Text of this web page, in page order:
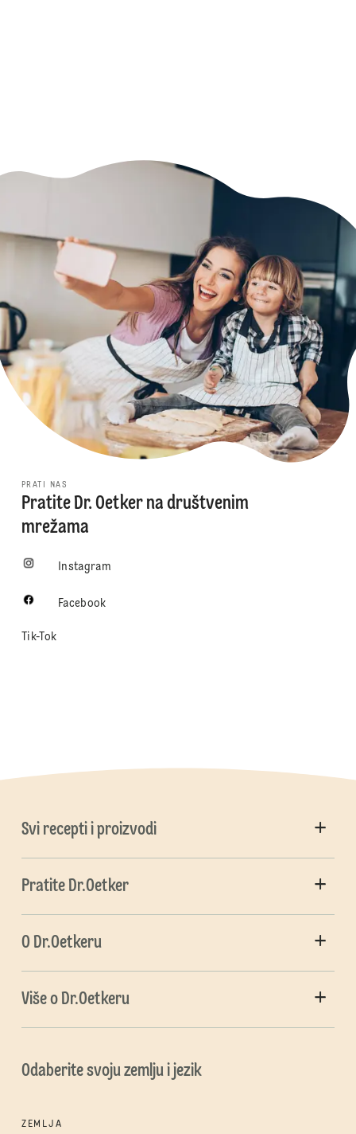
PRATI NAS
Pratite Dr. Oetker na društvenim
mrežama
Instagram
Facebook
Tik-Tok
Svi recepti i proizvodi
Pratite Dr.Oetker
O Dr.Oetkeru
Više o Dr.Oetkeru
Odaberite svoju zemlju i jezik
ZEMLJA